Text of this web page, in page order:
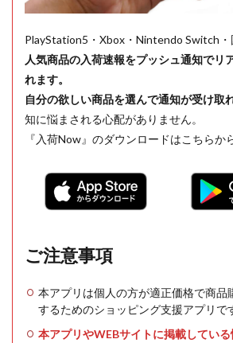
PlayStation5・Xbox・Nintendo Switch
人気商品の入荷速報をプッシュ通知でリ
れます。
自分の欲しい商品を選んで通知が受け取
知に悩まされる心配がありません。
『入荷Now』のダウンロードはこちらか
ご注意事項
本アプリは個人の方が適正価格で商品
するためのショッピング支援アプリで
本アプリやWEBサイトに掲載してい